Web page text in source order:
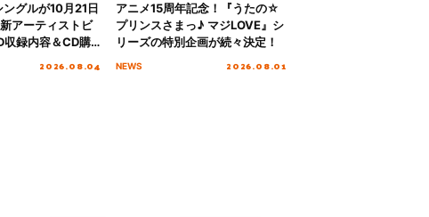
グルが10月21日
アーティストビ
収録内容＆CD購
2026.08.04
アニメ15周年記念！『うたの☆
プリンスさまっ♪ マジLOVE』シ
リーズの特別企画が続々決定！
NEWS 2026.08.01